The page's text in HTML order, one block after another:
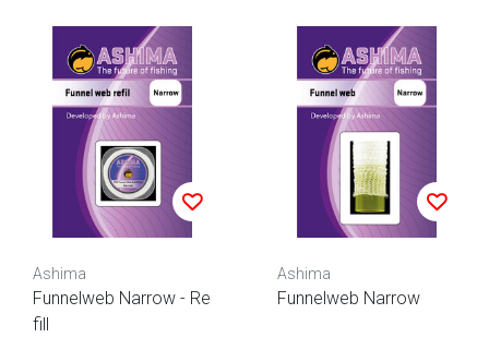
Ashima
Funnelweb Narrow - Re
fill
Ashima
Funnelweb Narrow